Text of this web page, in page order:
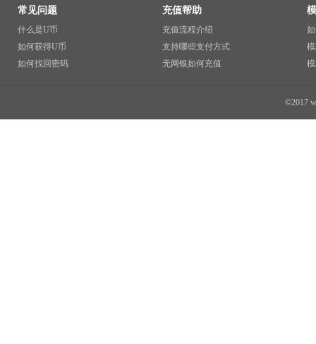
常见问题
什么是U币
如何获得U币
如何找回密码
充值帮助
充值流程介绍
支持哪些支付方式
无网银如何充值
©2017